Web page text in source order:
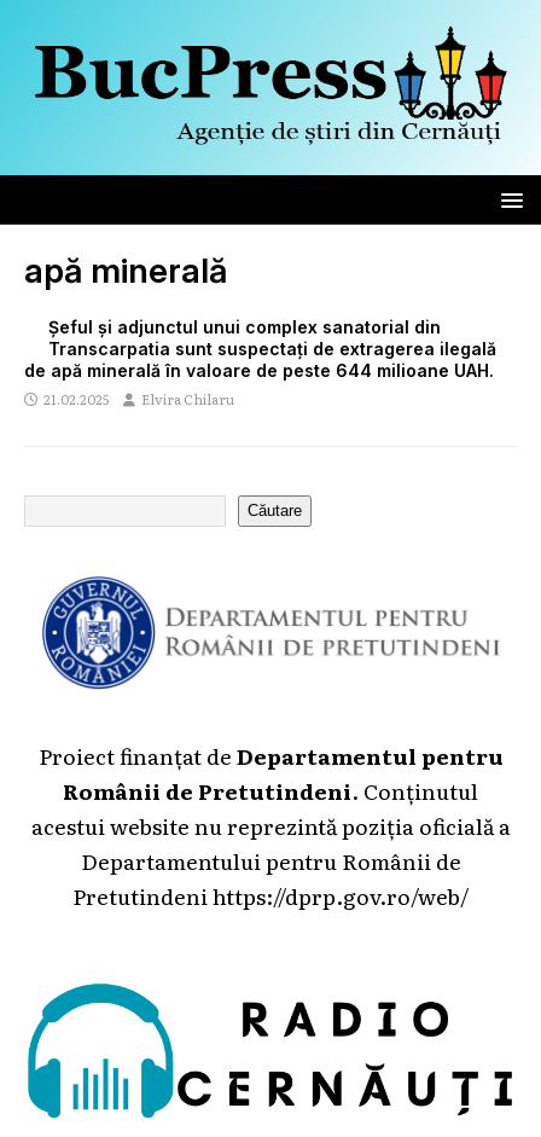
apă minerală
Șeful și adjunctul unui complex sanatorial din
Transcarpatia sunt suspectați de extragerea ilegală
de apă minerală în valoare de peste 644 milioane UAH.
21.02.2025 Elvira Chilaru
Căutare
Proiect finanțat deDepartamentul pentru
Românii de Pretutindeni. Conținutul
acestui website nu reprezintă poziția oficială a
Departamentului pentru Românii de
Pretutindeni https://dprp.gov.ro/web/